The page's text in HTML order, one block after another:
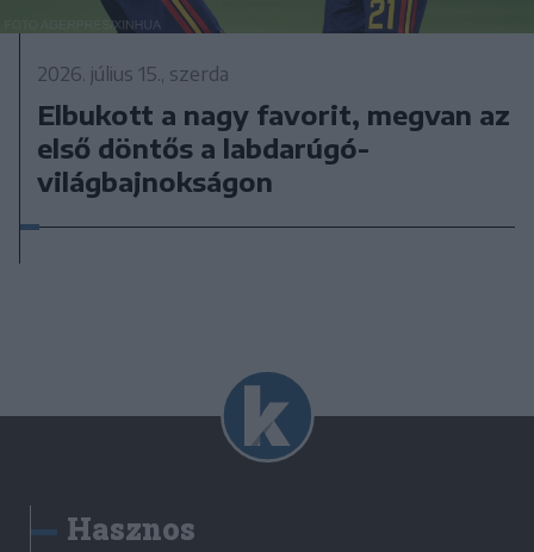
2026. július 15., szerda
Elbukott a nagy favorit, megvan az
első döntős a labdarúgó-
világbajnokságon
Hasznos